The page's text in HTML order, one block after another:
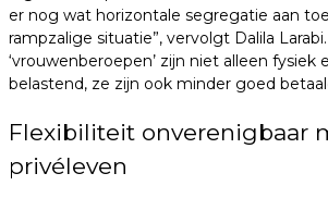
er nog wat horizontale segregatie aan
rampzalige situatie”, vervolgt Dalila Larabi.
‘vrouwenberoepen’ zijn niet alleen fysiek
belastend, ze zijn ook minder goed
Flexibiliteit onverenigbaar
privéleven